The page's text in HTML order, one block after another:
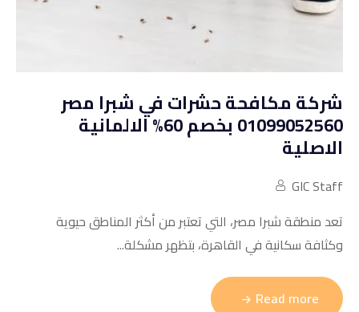
شركة مكافحة حشرات في شبرا مصر
01099052560 بخصم 60% الالمانية
الاصلية
GIC Staff
تعد منطقة شبرا مصر، التي تعتبر من أكثر المناطق حيوية
وكثافة سكانية في القاهرة، بتظهر مشكلة...
Read more